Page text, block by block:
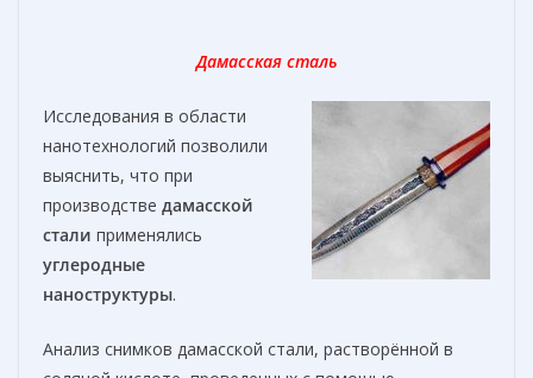
Дамасская сталь
Исследования в области
нанотехнологий позволили
выяснить, что при
производстве дамасской
стали применялись
углеродные
наноструктуры.
Анализ снимков дамасской стали, растворённой в